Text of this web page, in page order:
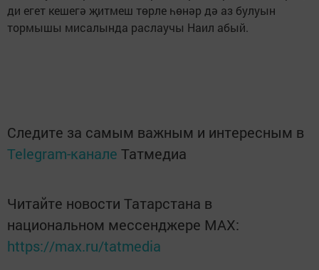
ди егет кешегә җитмеш төрле һөнәр дә аз булуын
тормышы мисалында раслаучы Наил абый.
Следите за самым важным и интересным в
Telegram-канале Татмедиа
Читайте новости Татарстана в
национальном мессенджере MАХ:
https://max.ru/tatmedia